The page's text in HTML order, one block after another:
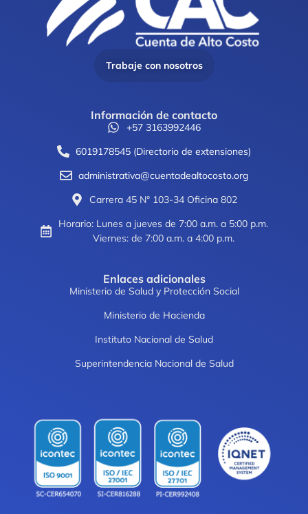
Trabaje con nosotros
Información de contacto
+57 3163992446
6019178545 (Directorio de extensiones)
administrativa@cuentadealtocosto.org
Carrera 45 N° 103-34 Oficina 802
Horario: Lunes a jueves de 7:00 a.m. a 5:00 p.m.
Viernes: de 7:00 a.m. a 4:00 p.m.
Enlaces adicionales
Ministerio de Salud y Protección Social
Ministerio de Hacienda
Instituto Nacional de Salud
Superintendencia Nacional de Salud